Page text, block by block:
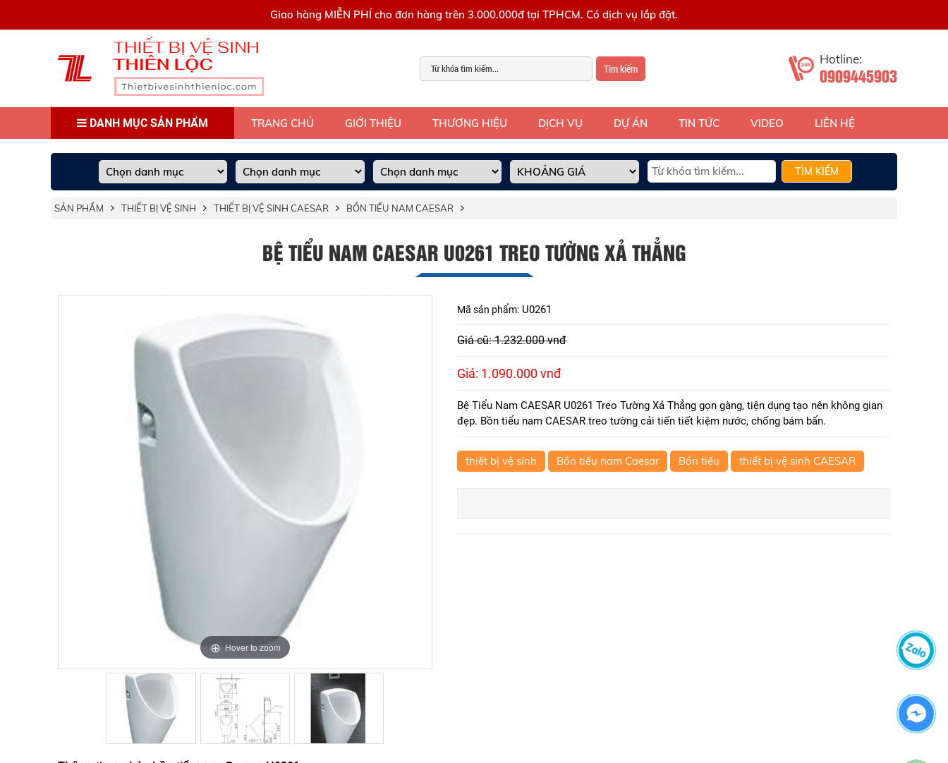
Giao hàng MIỄN PHÍ cho đơn hàng trên 3.000.000đ tại TPHCM. Có dịch vụ lắp đặt.
Tìm kiếm
Hotline:
0909445903
DANH MỤC SẢN PHẨM TRANG CHỦ GIỚI THIỆU THƯƠNG HIỆU DỊCH VỤ DỰ ÁN TIN TỨC VIDEO LIÊN HỆ
TÌM KIẾM
SẢN PHẨM THIẾT BỊ VỆ SINH THIẾT BỊ VỆ SINH CAESAR BỒN TIỂU NAM CAESAR
BỆ TIỂU NAM CAESAR U0261 TREO TƯỜNG XẢ THẲNG
Hover to zoom
Hover to zoom
Hover to zoom
Mã sản phẩm: U0261
Giá cũ: 1.232.000 vnđ
Giá: 1.090.000 vnđ
Bệ Tiểu Nam CAESAR U0261 Treo Tường Xả Thẳng gọn gàng, tiện dụng tạo nên không gian
đẹp. Bồn tiểu nam CAESAR treo tường cải tiến tiết kiệm nước, chống bám bẩn.
thiết bị vệ sinh Bồn tiểu nam Caesar Bồn tiểu thiết bị vệ sinh CAESAR